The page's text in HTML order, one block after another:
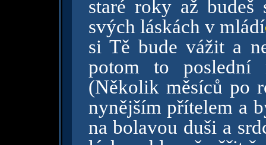
staré roky až budeš
svých láskách v mládí
si Tě bude vážit a
potom to poslední
(Několik měsíců po
nynějším přítelem a
na bolavou duši a